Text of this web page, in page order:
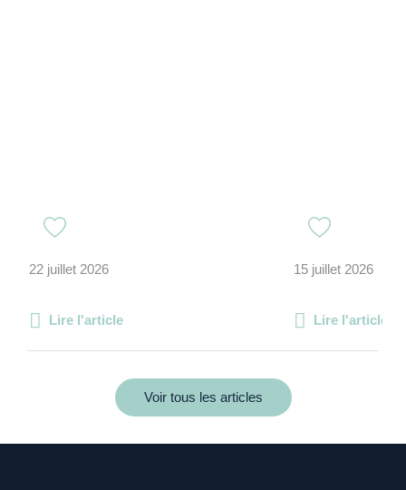
22 juillet 2026
Lire l'article
15 juillet 2026
Lire l'article
Voir tous les articles